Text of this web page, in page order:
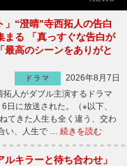
」“澄晴”寺西拓人の告白
まる 「真っすぐな告白が
最高のシーンをありがと
ドラマ
2026年8月7日
人がダブル主演するドラマ
日に放送された。（※以下、
てきた人生も全く違う、交わ
い、人生で … 続きを読む
ルキラーと待ち合わせ」